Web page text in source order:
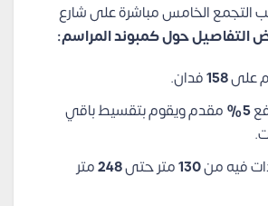
التجمع الخامس مباشرة على شارع
التفاصيل حول كمبوند المراسم:
على158فدان.
5%
مقدم ويقوم بتقسيط باقي
فيه من130متر حتى248متر